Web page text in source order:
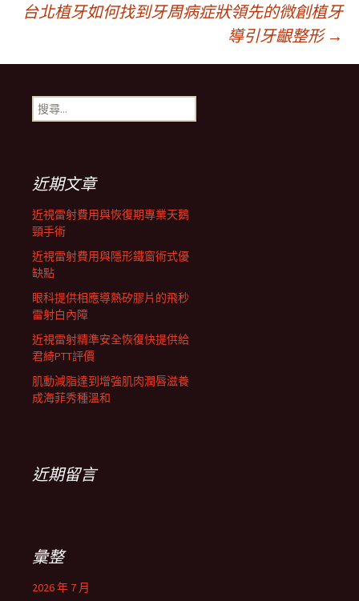
章
導
航
列
台北植牙如何找到牙周病症狀領先的微創植牙
導引牙齦整形 →
搜
尋
近期文章
近視雷射費用與恢復期專業天鵝
頸手術
近視雷射費用與隱形鐵窗術式優
缺點
眼科提供相應導熱矽膠片的飛秒
雷射白內障
近視雷射精準安全恢復快提供給
君綺PTT評價
肌動減脂達到增強肌肉潤唇滋養
成海菲秀種溫和
近期留言
彙整
2026 年 7 月